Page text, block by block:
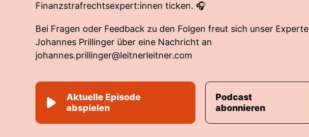
Finanzstrafrechtsexpert:innen ticken. 🎧
Bei Fragen oder Feedback zu den Folgen freut sich unser Experte
Johannes Prillinger über eine Nachricht an
johannes.prillinger@leitnerleitner.com
Aktuelle Episode
abspielen
Podcast
abonnieren